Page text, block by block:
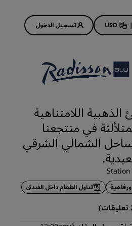
|
USD تسجيل الدخول
لربح الكثير
Deals of
الباقات المتاحة لدينا
للعائلات
اللامتناهية
في منتجعنا
الشمالي الشرقي
تناول الطعام داخل الفندق